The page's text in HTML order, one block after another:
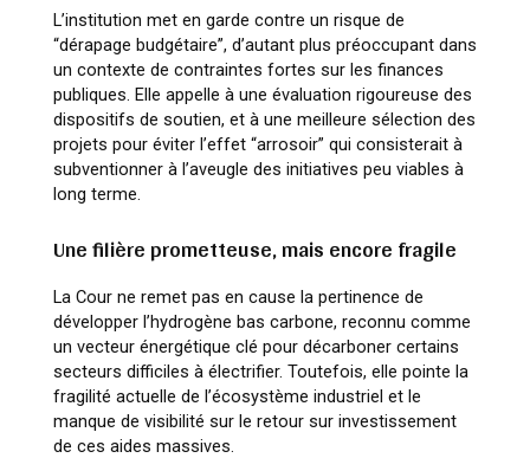
L’institution met en garde contre un risque de
“dérapage budgétaire”, d’autant plus préoccupant dans
un contexte de contraintes fortes sur les finances
publiques. Elle appelle à une évaluation rigoureuse des
dispositifs de soutien, et à une meilleure sélection des
projets pour éviter l’effet “arrosoir” qui consisterait à
subventionner à l’aveugle des initiatives peu viables à
long terme.
Une filière prometteuse, mais encore fragile
La Cour ne remet pas en cause la pertinence de
développer l’hydrogène bas carbone, reconnu comme
un vecteur énergétique clé pour décarboner certains
secteurs difficiles à électrifier. Toutefois, elle pointe la
fragilité actuelle de l’écosystème industriel et le
manque de visibilité sur le retour sur investissement
de ces aides massives.